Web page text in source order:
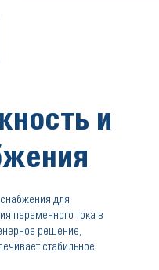
и
для
переменного тока в
решение,
стабильное